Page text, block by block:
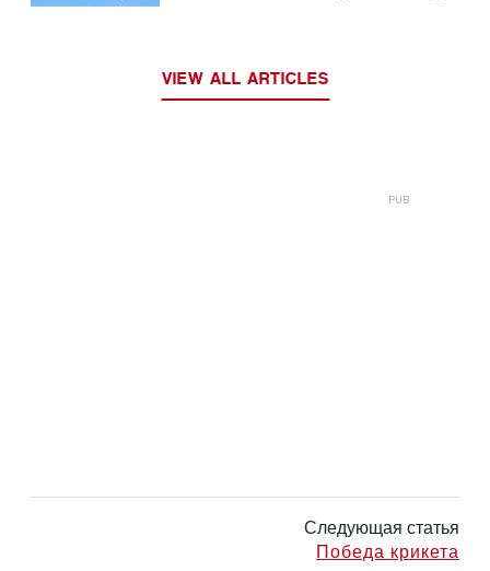
VIEW ALL ARTICLES
Следующая статья
Победа крикета